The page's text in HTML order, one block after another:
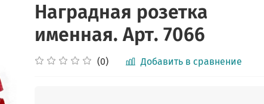
Наградная розетка
именная. Арт. 7066
(0) Добавить в сравнение